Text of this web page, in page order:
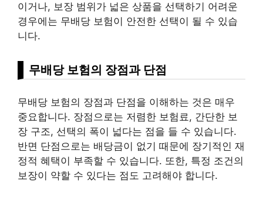
이거나, 보장 범위가 넓은 상품을 선택하기 어려운
경우에는 무배당 보험이 안전한 선택이 될 수 있습
니다.
무배당 보험의 장점과 단점
무배당 보험의 장점과 단점을 이해하는 것은 매우
중요합니다. 장점으로는 저렴한 보험료, 간단한 보
장 구조, 선택의 폭이 넓다는 점을 들 수 있습니다.
반면 단점으로는 배당금이 없기 때문에 장기적인 재
정적 혜택이 부족할 수 있습니다. 또한, 특정 조건의
보장이 약할 수 있다는 점도 고려해야 합니다.